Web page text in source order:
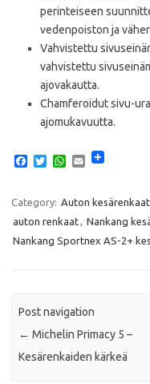
perinteiseen
vedenpoiston ja
Vahvistettu
vahvistettu
ajovakautta.
Chamferoidut sivu-
ajomukavuutta.
e
b
o
o
T
t
t
e
r
W
t
A
p
E
i
Category: Auton kesärenkaat
auton renkaat
Nankang
Nankang Sportnex AS-2+
Post navigation
← Michelin Primacy 5 –
Kesärenkaiden kärkeä